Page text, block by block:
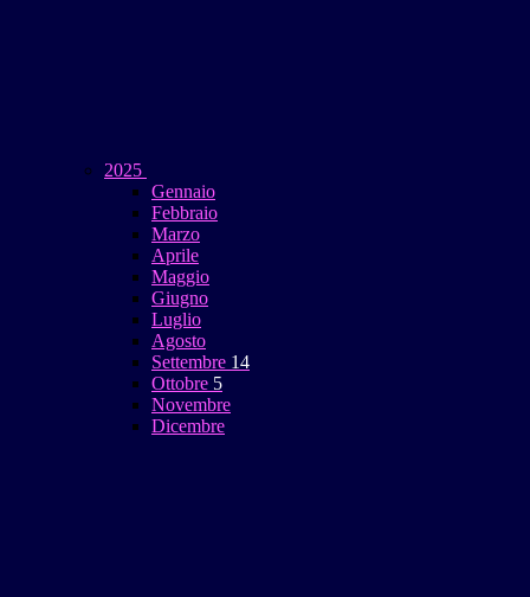
2025
Gennaio
Febbraio
Marzo
Aprile
Maggio
Giugno
Luglio
Agosto
Settembre 14
Ottobre 5
Novembre
Dicembre